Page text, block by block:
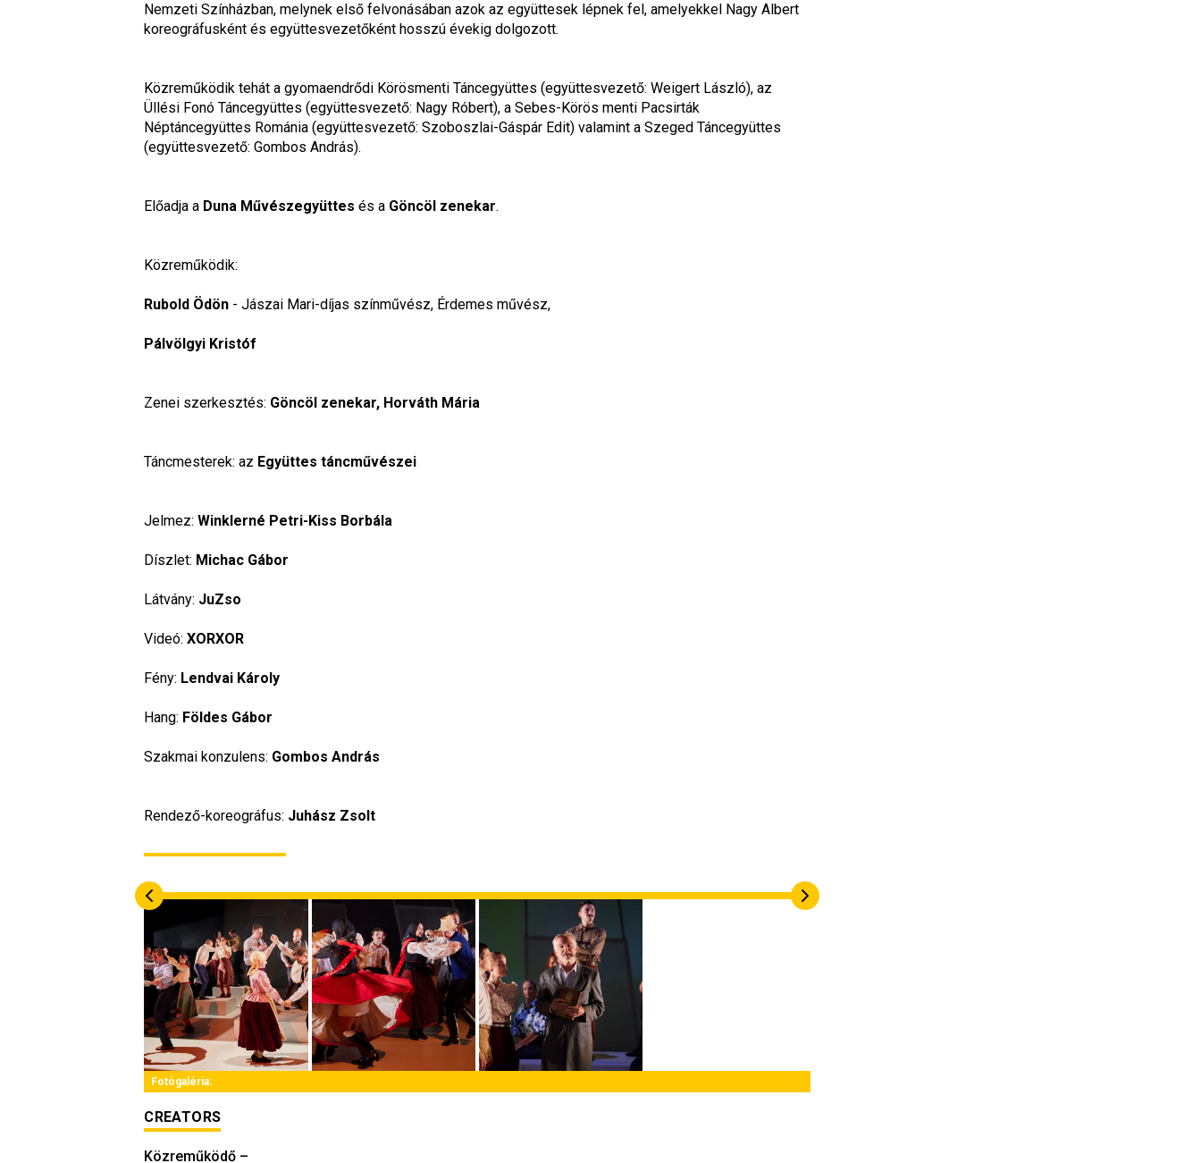
Nemzeti Színházban, melynek első felvonásában azok az együttesek lépnek fel, amelyekkel Nagy Albert
koreográfusként és együttesvezetőként hosszú évekig dolgozott.
Közreműködik tehát a gyomaendrődi Körösmenti Táncegyüttes (együttesvezető: Weigert László), az
Üllési Fonó Táncegyüttes (együttesvezető: Nagy Róbert), a Sebes-Körös menti Pacsirták
Néptáncegyüttes Románia (együttesvezető: Szoboszlai-Gáspár Edit) valamint a Szeged Táncegyüttes
(együttesvezető: Gombos András).
Előadja a Duna Művészegyüttes és a Göncöl zenekar.
Közreműködik:
Rubold Ödön - Jászai Mari-díjas színművész, Érdemes művész,
Pálvölgyi Kristóf
Zenei szerkesztés: Göncöl zenekar, Horváth Mária
Táncmesterek: az Együttes táncművészei
Jelmez: Winklerné Petri-Kiss Borbála
Díszlet: Michac Gábor
Látvány: JuZso
Videó: XORXOR
Fény: Lendvai Károly
Hang: Földes Gábor
Szakmai konzulens: Gombos András
Rendező-koreográfus: Juhász Zsolt
Fotógaléria:
CREATORS
Közreműködő –